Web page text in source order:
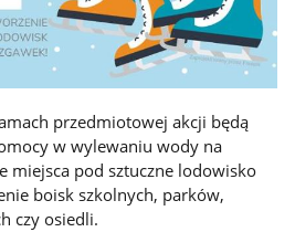
przedmiotowej akcji będą
w wylewaniu wody na
miejsca pod sztuczne lodowisko
boisk szkolnych, parków,
czy osiedli.